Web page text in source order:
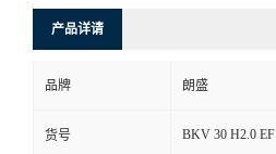
系
产品详请
品牌 朗盛
货号 BKV 30 H2.0